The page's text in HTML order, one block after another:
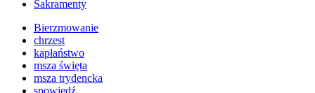
Sakramenty
Bierzmowanie
chrzest
kapłaństwo
msza święta
msza trydencka
spowiedź